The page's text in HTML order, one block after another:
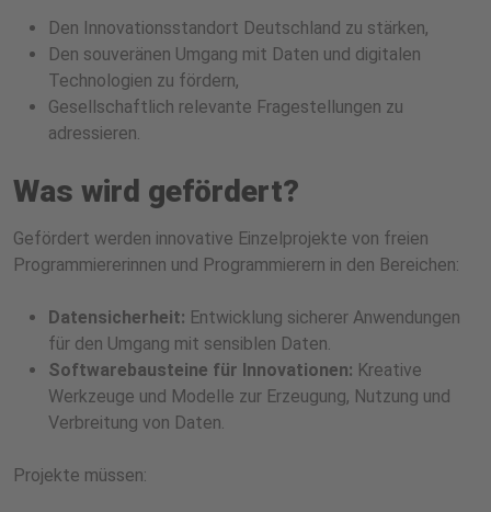
Den Innovationsstandort Deutschland zu stärken,
Den souveränen Umgang mit Daten und digitalen
Technologien zu fördern,
Gesellschaftlich relevante Fragestellungen zu
adressieren.
Was wird gefördert?
Gefördert werden innovative Einzelprojekte von freien
Programmiererinnen und Programmierern in den Bereichen:
Datensicherheit: Entwicklung sicherer Anwendungen
für den Umgang mit sensiblen Daten.
Softwarebausteine für Innovationen: Kreative
Werkzeuge und Modelle zur Erzeugung, Nutzung und
Verbreitung von Daten.
Projekte müssen: